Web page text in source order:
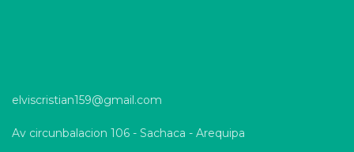
elviscristian159@gmail.com
Av circunbalacion 106 - Sachaca - Arequipa